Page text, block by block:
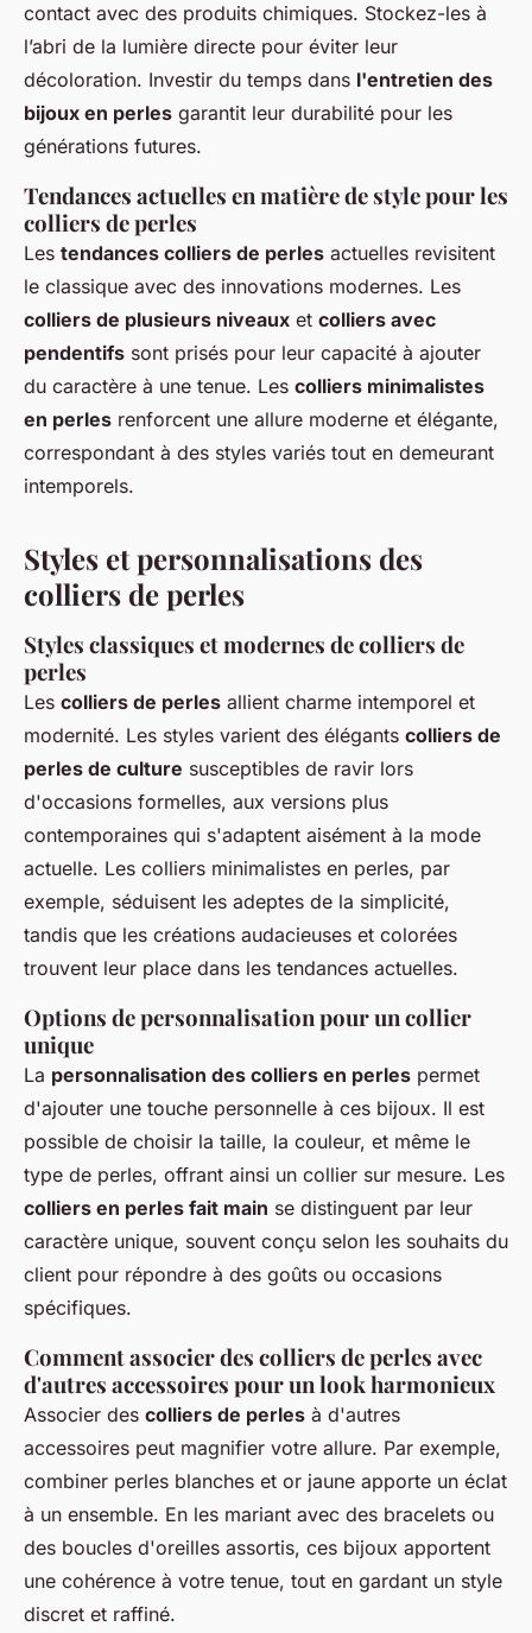
contact avec des produits chimiques. Stockez-les à
l’abri de la lumière directe pour éviter leur
décoloration. Investir du temps dans l'entretien des
bijoux en perles garantit leur durabilité pour les
générations futures.
Tendances actuelles en matière de style pour les
colliers de perles
Les tendances colliers de perles actuelles revisitent
le classique avec des innovations modernes. Les
colliers de plusieurs niveaux et colliers avec
pendentifs sont prisés pour leur capacité à ajouter
du caractère à une tenue. Les colliers minimalistes
en perles renforcent une allure moderne et élégante,
correspondant à des styles variés tout en demeurant
intemporels.
Styles et personnalisations des
colliers de perles
Styles classiques et modernes de colliers de
perles
Les colliers de perles allient charme intemporel et
modernité. Les styles varient des élégants colliers de
perles de culture susceptibles de ravir lors
d'occasions formelles, aux versions plus
contemporaines qui s'adaptent aisément à la mode
actuelle. Les colliers minimalistes en perles, par
exemple, séduisent les adeptes de la simplicité,
tandis que les créations audacieuses et colorées
trouvent leur place dans les tendances actuelles.
Options de personnalisation pour un collier
unique
La personnalisation des colliers en perles permet
d'ajouter une touche personnelle à ces bijoux. Il est
possible de choisir la taille, la couleur, et même le
type de perles, offrant ainsi un collier sur mesure. Les
colliers en perles fait main se distinguent par leur
caractère unique, souvent conçu selon les souhaits du
client pour répondre à des goûts ou occasions
spécifiques.
Comment associer des colliers de perles avec
d'autres accessoires pour un look harmonieux
Associer des colliers de perles à d'autres
accessoires peut magnifier votre allure. Par exemple,
combiner perles blanches et or jaune apporte un éclat
à un ensemble. En les mariant avec des bracelets ou
des boucles d'oreilles assortis, ces bijoux apportent
une cohérence à votre tenue, tout en gardant un style
discret et raffiné.